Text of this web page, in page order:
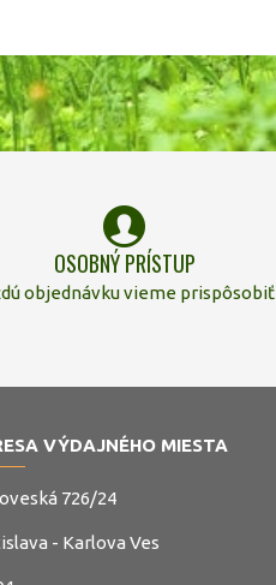
OSOBNÝ PRÍSTUP
objednávku vieme prispôsobiť
VÝDAJNÉHO MIESTA
726/24
- Karlova Ves